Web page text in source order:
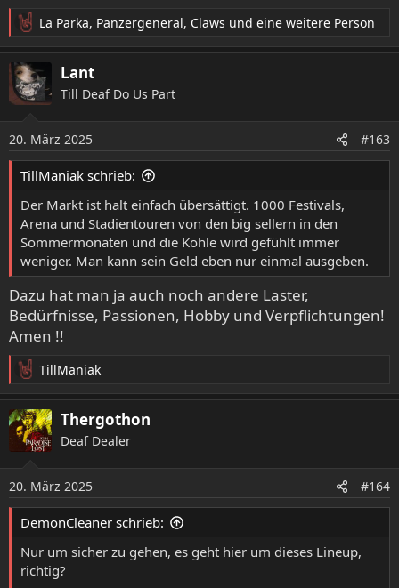
R
e
a
k
t
n
e
La Parka, Panzergeneral, Claws und eine weitere Person
Lant
Till Deaf Do Us Part
20. März 2025 #163
TillManiak schrieb:
Der Markt ist halt einfach übersättigt. 1000 Festivals,
Arena und Stadientouren von den big sellern in den
Sommermonaten und die Kohle wird gefühlt immer
weniger. Man kann sein Geld eben nur einmal ausgeben.
Dazu hat man ja auch noch andere Laster,
Bedürfnisse, Passionen, Hobby und Verpflichtungen!
Amen !!
R
e
a
k
t
n
e
n
TillManiak
Thergothon
Deaf Dealer
20. März 2025 #164
DemonCleaner schrieb:
Nur um sicher zu gehen, es geht hier um dieses Lineup,
richtig?